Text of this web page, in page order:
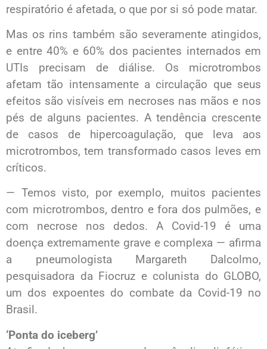
respiratório é afetada, o que por si só pode matar.
Mas os rins também são severamente atingidos,
e entre 40% e 60% dos pacientes internados em
UTIs precisam de diálise. Os microtrombos
afetam tão intensamente a circulação que seus
efeitos são visíveis em necroses nas mãos e nos
pés de alguns pacientes. A tendência crescente
de casos de hipercoagulação, que leva aos
microtrombos, tem transformado casos leves em
críticos.
— Temos visto, por exemplo, muitos pacientes
com microtrombos, dentro e fora dos pulmões, e
com necrose nos dedos. A Covid-19 é uma
doença extremamente grave e complexa — afirma
a pneumologista Margareth Dalcolmo,
pesquisadora da Fiocruz e colunista do GLOBO,
um dos expoentes do combate da Covid-19 no
Brasil.
‘Ponta do iceberg’